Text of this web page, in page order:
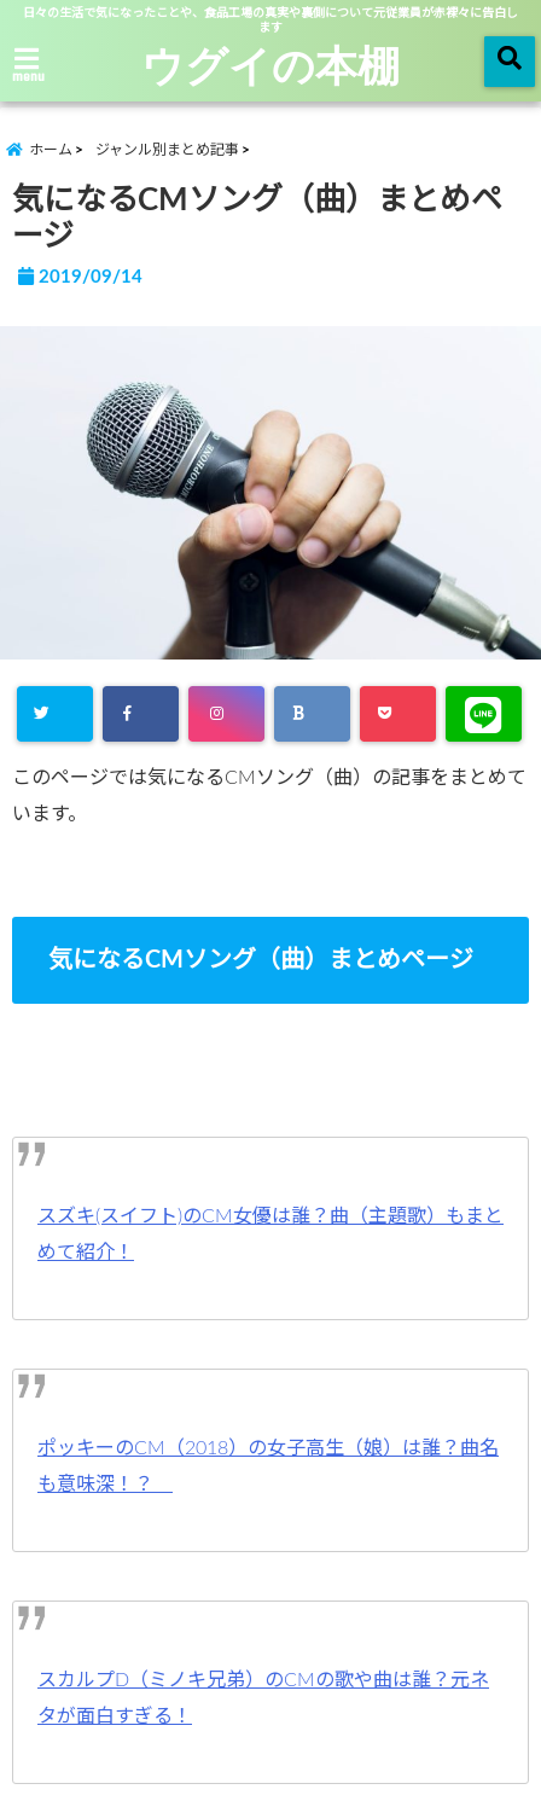
日々の生活で気になったことや、食品工場の真実や裏側について元従業員が赤裸々に告白し
ます
menu ウグイの本棚
ホーム ジャンル別まとめ記事
気になるCMソング（曲）まとめペ
ージ
2019/09/14
このページでは気になるCMソング（曲）の記事をまとめて
います。
気になるCMソング（曲）まとめページ
スズキ(スイフト)のCM女優は誰？曲（主題歌）もまと
めて紹介！
ポッキーのCM（2018）の女子高生（娘）は誰？曲名
も意味深！？
スカルプD（ミノキ兄弟）のCMの歌や曲は誰？元ネ
タが面白すぎる！